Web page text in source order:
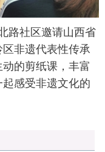
社区邀请山西省
非遗代表性传承
的剪纸课，丰富
感受非遗文化的